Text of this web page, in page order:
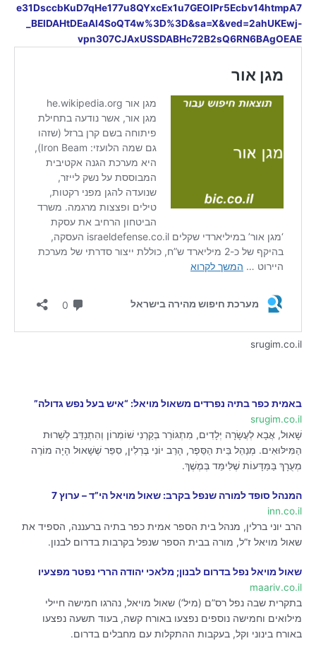
e31DsccbKuD7qHe177u8QYxcEx1u7GEOIPr5Ecbv14htmpA7
_BElDAHtDEaAl4SoQT4w%3D%3D&sa=X&ved=2ahUKEwj-
vpn307CJAxUSSDABHc72B2sQ6RN6BAgOEAE
srugim.co.il
באמית כפר בתיה נפרדים משאול מויאל: “איש בעל נפש גדולה”
srugim.co.il
שָׁאוּל, אֲבָא לְעֲשָׂרָה יְלָדִים, מִתְגּוֹרֵר בְּקַרְנִי שׁוֹמְרוֹן וְהִתְנַדֵּב לְשֵׁרוּת
הַמִּילּוּאִים. מְנַהֵל בֵּית הַסֵּפֶר, הָרַב יוֹנִי בֶּרְלִין, סִפֵּר שֶׁשָׁאוּל הָיָה מוֹרֶה
מְעֻרָךְ בַּמַּדָּעוֹת שֶׁלִּימֵּד בְּמֶשֶׁךְ.
המנהל סופד למורה שנפל בקרב: שאול מויאל הי”ד – ערוץ 7
inn.co.il
הרב יוני ברלין, מנהל בית הספר אמית כפר בתיה ברעננה, הספיד את
שאול מויאל ז”ל, מורה בבית הספר שנפל בקרבות בדרום לבנון.
שאול מויאל נפל בדרום לבנון; מלאכי יהודה הררי נפטר מפצעיו
maariv.co.il
בתקרית שבה נפל רס”ם (מיל’) שאול מויאל, נהרגו חמישה חיילי
מילואים וחמישה נוספים נפצעו באורח קשה, בעוד תשעה נפצעו
באורח בינוני וקל, בעקבות ההתקלות עם מחבלים בדרום.